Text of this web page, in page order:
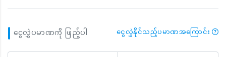
ငွေလွှဲပမာဏကို ဖြည့်ပါ ငွေလွှဲနိုင်သည့်ပမာဏအကြောင်း